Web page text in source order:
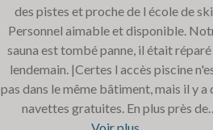
des pistes et proche de l école de
Personnel aimable et disponible.
sauna est tombé panne, il était
lendemain. |Certes l accès piscine
pas dans le même bâtiment, mais il y a
navettes gratuites. En plus près de